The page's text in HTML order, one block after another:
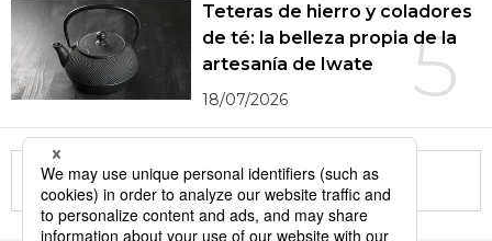
5
Teteras de hierro y coladores
de té: la belleza propia de la
artesanía de Iwate
18/07/2026
More in this series